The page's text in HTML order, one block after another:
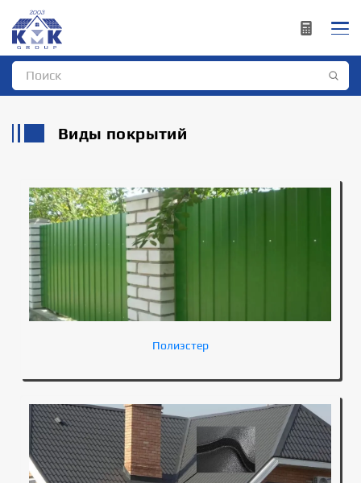
Виды покрытий
Полиэстер